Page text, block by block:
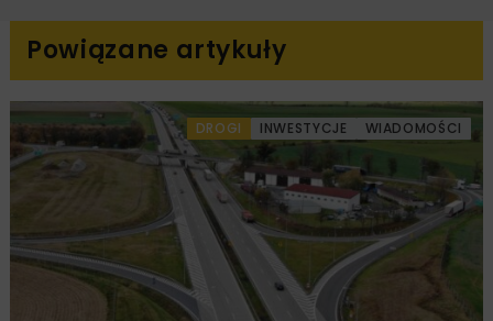
Powiązane artykuły
DROGI INWESTYCJE WIADOMOŚCI